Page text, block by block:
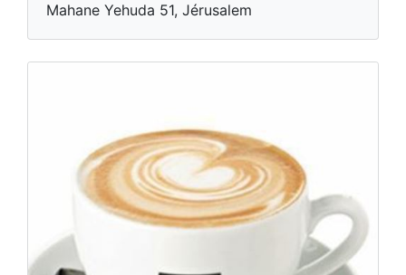
Mahane Yehuda 51, Jérusalem